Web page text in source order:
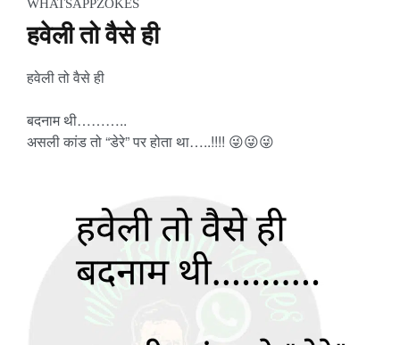
WHATSAPPZOKES
हवेली तो वैसे ही
हवेली तो वैसे ही
बदनाम थी………..
असली कांड तो “डेरे” पर होता था…..!!!! 😜😜😜